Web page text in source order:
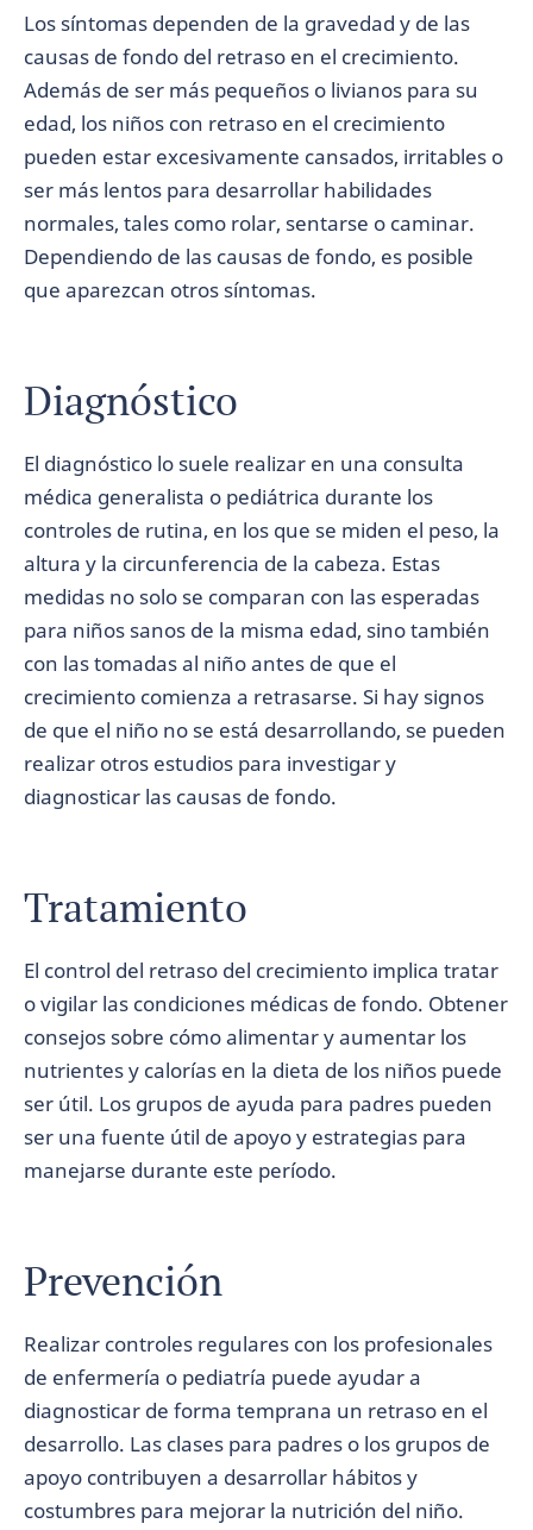
Los síntomas dependen de la gravedad y de las
causas de fondo del retraso en el crecimiento.
Además de ser más pequeños o livianos para su
edad, los niños con retraso en el crecimiento
pueden estar excesivamente cansados, irritables o
ser más lentos para desarrollar habilidades
normales, tales como rolar, sentarse o caminar.
Dependiendo de las causas de fondo, es posible
que aparezcan otros síntomas.
Diagnóstico
El diagnóstico lo suele realizar en una consulta
médica generalista o pediátrica durante los
controles de rutina, en los que se miden el peso, la
altura y la circunferencia de la cabeza. Estas
medidas no solo se comparan con las esperadas
para niños sanos de la misma edad, sino también
con las tomadas al niño antes de que el
crecimiento comienza a retrasarse. Si hay signos
de que el niño no se está desarrollando, se pueden
realizar otros estudios para investigar y
diagnosticar las causas de fondo.
Tratamiento
El control del retraso del crecimiento implica tratar
o vigilar las condiciones médicas de fondo. Obtener
consejos sobre cómo alimentar y aumentar los
nutrientes y calorías en la dieta de los niños puede
ser útil. Los grupos de ayuda para padres pueden
ser una fuente útil de apoyo y estrategias para
manejarse durante este período.
Prevención
Realizar controles regulares con los profesionales
de enfermería o pediatría puede ayudar a
diagnosticar de forma temprana un retraso en el
desarrollo. Las clases para padres o los grupos de
apoyo contribuyen a desarrollar hábitos y
costumbres para mejorar la nutrición del niño.